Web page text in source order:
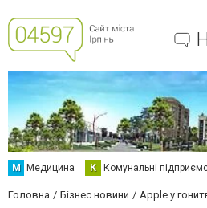
М Медицина К Комунальні
Головна Бізнес новини Apple у